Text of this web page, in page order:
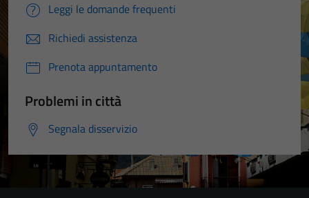
Leggi le domande frequenti
Richiedi assistenza
Prenota appuntamento
Problemi in città
Segnala disservizio